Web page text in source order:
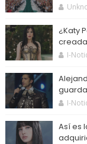
¿Katy
I-
I-
Así es